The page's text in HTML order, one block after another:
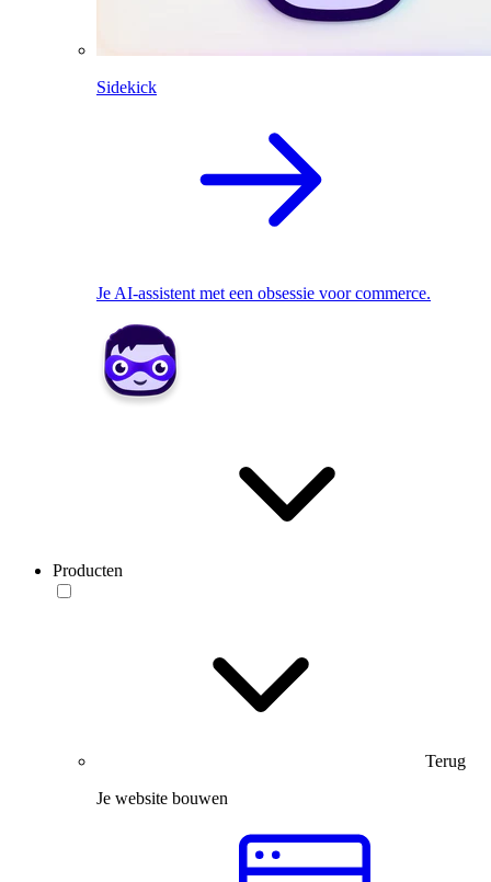
Sidekick
Je AI-assistent met een obsessie voor commerce.
Producten
Terug
Je website bouwen